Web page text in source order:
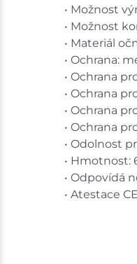
• Možnost
• Možnost
• Materiál
• Ochrana:
• Ochrana
• Ochrana
• Ochrana
• Ochrana
• Odolnost
• Hmotnost:
• Odpovídá
• Atestace